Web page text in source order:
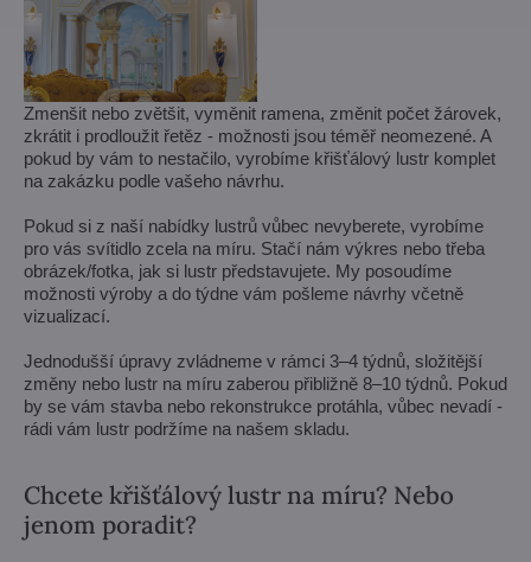
Zmenšit nebo zvětšit, vyměnit ramena, změnit počet žárovek,
zkrátit i prodloužit řetěz - možnosti jsou téměř neomezené. A
pokud by vám to nestačilo, vyrobíme křišťálový lustr komplet
na zakázku podle vašeho návrhu.
Pokud si z naší nabídky lustrů vůbec nevyberete, vyrobíme
pro vás svítidlo zcela na míru. Stačí nám výkres nebo třeba
obrázek/fotka, jak si lustr představujete. My posoudíme
možnosti výroby a do týdne vám pošleme návrhy včetně
vizualizací.
Jednodušší úpravy zvládneme v rámci 3–4 týdnů, složitější
změny nebo lustr na míru zaberou přibližně 8–10 týdnů. Pokud
by se vám stavba nebo rekonstrukce protáhla, vůbec nevadí -
rádi vám lustr podržíme na našem skladu.
Chcete křišťálový lustr na míru? Nebo
jenom poradit?